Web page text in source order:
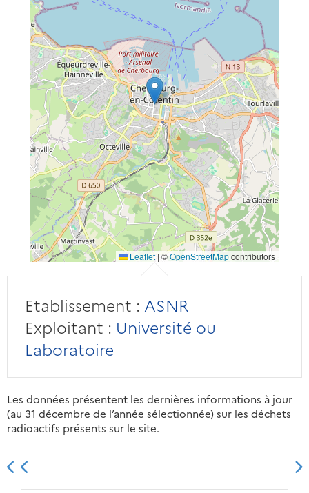
Leaflet | ©OpenStreetMapcontributors
Etablissement : ASNR
Exploitant : Université ou
Laboratoire
Les données présentent les dernières informations à jour
(au 31 décembre de l’année sélectionnée) sur les déchets
radioactifs présents sur le site.